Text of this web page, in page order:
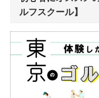
ルフスクール】